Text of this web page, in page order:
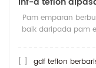
Pam emparan
baik daripada pam
gdf teflon